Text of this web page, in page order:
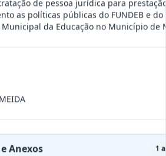
Data: 04/08/2026 Ver detalhes
o objeto do presente
Ver detalhes
de pessoa jurídica para
as políticas públicas do FUNDEB e do
da Educação no Município de
Anexos 1